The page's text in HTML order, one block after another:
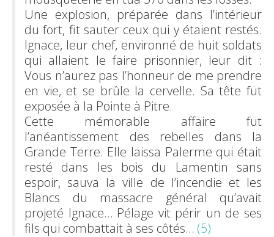
Une explosion, préparée dans l’intérieur
du fort, fit sauter ceux qui y étaient restés.
Ignace, leur chef, environné de huit soldats
qui allaient le faire prisonnier, leur dit :
Vous n’aurez pas l’honneur de me prendre
en vie, et se brûle la cervelle. Sa tête fut
exposée à la Pointe à Pitre.
Cette mémorable affaire fut
l’anéantissement des rebelles dans la
Grande Terre. Elle laissa Palerme qui était
resté dans les bois du Lamentin sans
espoir, sauva la ville de l’incendie et les
Blancs du massacre général qu’avait
projeté Ignace… Pélage vit périr un de ses
fils qui combattait à ses côtés… (5)